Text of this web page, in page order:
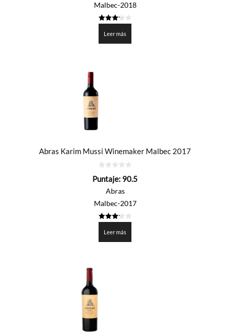
Malbec-2018
de 5
Leer más
Abras Karim Mussi Winemaker Malbec 2017
de
Puntaje: 90.5
Abras
Malbec-2017
de 5
Leer más